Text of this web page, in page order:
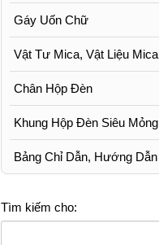
Gáy Uốn Chữ
Vật Tư Mica, Vật Liệu Mica
Chân Hộp Đèn
Khung Hộp Đèn Siêu Mỏng
Bảng Chỉ Dẫn, Hướng Dẫn
Tìm kiếm cho: